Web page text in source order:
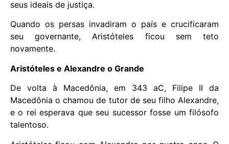
seus ideais de justiça.
Quando os persas invadiram o país e crucificaram
seu governante, Aristóteles ficou sem teto
novamente.
Aristóteles e Alexandre o Grande
De volta à Macedônia, em 343 aC, Filipe II da
Macedônia o chamou de tutor de seu filho Alexandre,
e o rei esperava que seu sucessor fosse um filósofo
talentoso.